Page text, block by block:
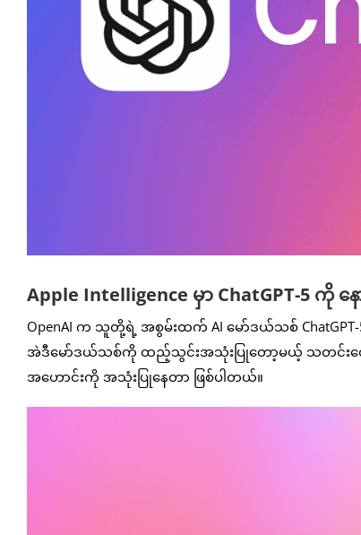
Apple Intelligence မှာ ChatGPT-5
OpenAI က သူတို့ရဲ့ အစွမ်းထက် AI မော်ဒယ်သစ် ChatGPT-
အဲဒီမော်ဒယ်သစ်ကို ထည့်သွင်းအသုံးပြုတော့မယ့် သတင်းတွေ
အဟောင်းကို အသုံးပြုနေတာ ဖြစ်ပါတယ်။